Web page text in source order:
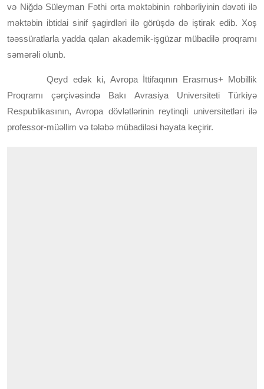
və Niğdə Süleyman Fəthi orta məktəbinin rəhbərliyinin dəvəti ilə
məktəbin ibtidai sinif şagirdləri ilə görüşdə də iştirak edib. Xoş
təəssüratlarla yadda qalan akademik-işgüzar mübadilə proqramı
səmərəli olunb.
Qeyd edək ki, Avropa İttifaqının Erasmus+ Mobillik
Proqramı çərçivəsində Bakı Avrasiya Universiteti Türkiyə
Respublikasının, Avropa dövlətlərinin reytinqli universitetləri ilə
professor-müəllim və tələbə mübadiləsi həyata keçirir.